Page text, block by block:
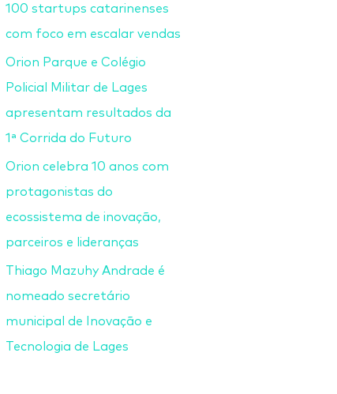
100 startups catarinenses
com foco em escalar vendas
Orion Parque e Colégio
Policial Militar de Lages
apresentam resultados da
1ª Corrida do Futuro
Orion celebra 10 anos com
protagonistas do
ecossistema de inovação,
parceiros e lideranças
Thiago Mazuhy Andrade é
nomeado secretário
municipal de Inovação e
Tecnologia de Lages